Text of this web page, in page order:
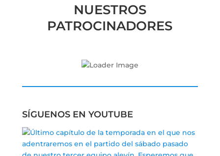
NUESTROS
PATROCINADORES
SÍGUENOS EN YOUTUBE